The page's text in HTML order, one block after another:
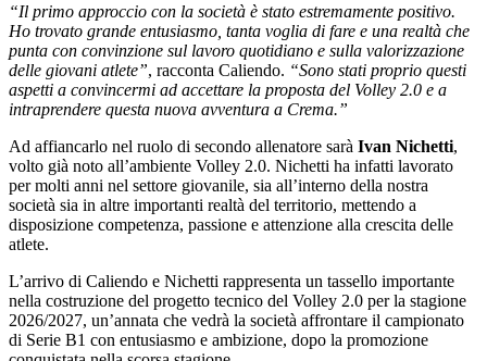
“Il primo approccio con la società è stato estremamente positivo.
Ho trovato grande entusiasmo, tanta voglia di fare e una realtà che
punta con convinzione sul lavoro quotidiano e sulla valorizzazione
delle giovani atlete”, racconta Caliendo. “Sono stati proprio questi
aspetti a convincermi ad accettare la proposta del Volley 2.0 e a
intraprendere questa nuova avventura a Crema.”
Ad affiancarlo nel ruolo di secondo allenatore sarà Ivan Nichetti,
volto già noto all’ambiente Volley 2.0. Nichetti ha infatti lavorato
per molti anni nel settore giovanile, sia all’interno della nostra
società sia in altre importanti realtà del territorio, mettendo a
disposizione competenza, passione e attenzione alla crescita delle
atlete.
L’arrivo di Caliendo e Nichetti rappresenta un tassello importante
nella costruzione del progetto tecnico del Volley 2.0 per la stagione
2026/2027, un’annata che vedrà la società affrontare il campionato
di Serie B1 con entusiasmo e ambizione, dopo la promozione